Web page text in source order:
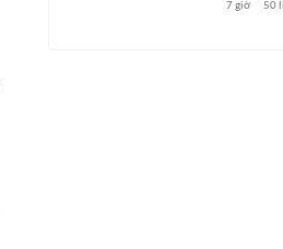
7 giờ 50